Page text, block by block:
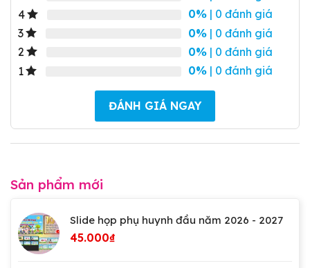
4
0% | 0 đánh giá
3
0% | 0 đánh giá
2
0% | 0 đánh giá
1
0% | 0 đánh giá
ĐÁNH GIÁ NGAY
Sản phẩm mới
Slide họp phụ huynh đầu năm 2026 - 2027
45.000₫